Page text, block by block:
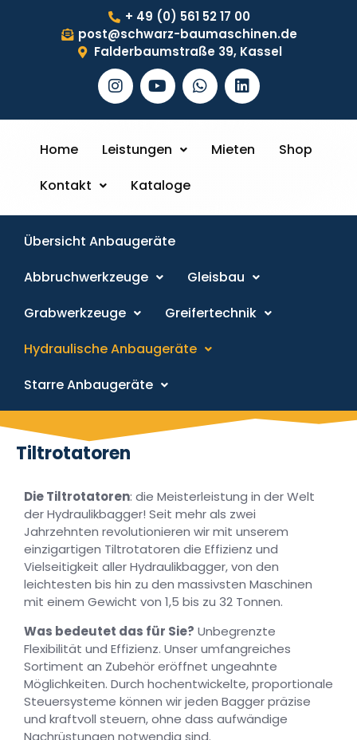
+ 49 (0) 561 52 17 00
post@schwarz-baumaschinen.de
Falderbaumstraße 39, Kassel
Home Leistungen Mieten
Shop
Kontakt
Kataloge
Übersicht Anbaugeräte
Abbruchwerkzeuge
Gleisbau
Grabwerkzeuge
Greifertechnik
Hydraulische Anbaugeräte
Starre Anbaugeräte
Tiltrotatoren
Die Tiltrotatoren: die Meisterleistung in der Welt
der Hydraulikbagger! Seit mehr als zwei
Jahrzehnten revolutionieren wir mit unserem
einzigartigen Tiltrotatoren die Effizienz und
Vielseitigkeit aller Hydraulikbagger, von den
leichtesten bis hin zu den massivsten Maschinen
mit einem Gewicht von 1,5 bis zu 32 Tonnen.
Was bedeutet das für Sie? Unbegrenzte
Flexibilität und Effizienz. Unser umfangreiches
Sortiment an Zubehör eröffnet ungeahnte
Möglichkeiten. Durch hochentwickelte, proportionale
Steuersysteme können wir jeden Bagger präzise
und kraftvoll steuern, ohne dass aufwändige
Nachrüstungen notwendig sind.